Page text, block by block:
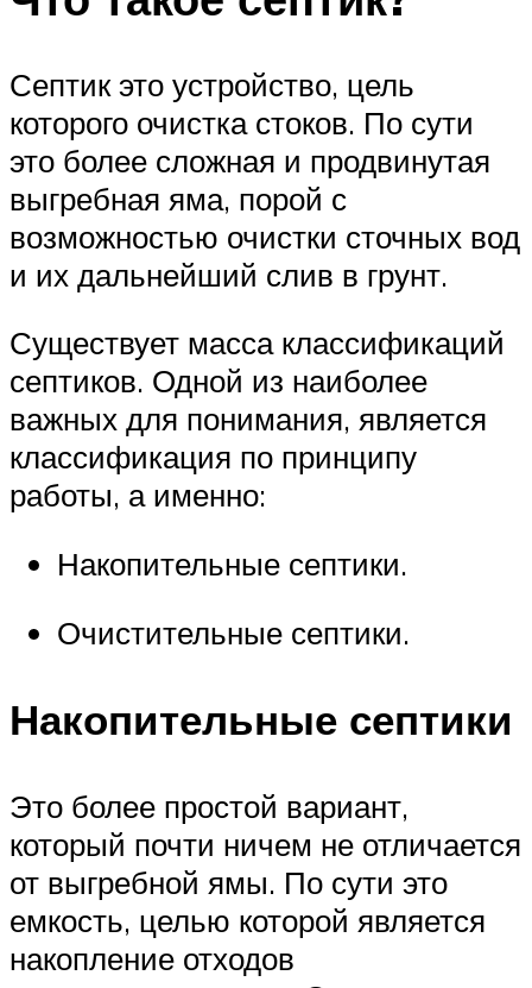
Септик это устройство, цель
которого очистка стоков. По сути
это более сложная и продвинутая
выгребная яма, порой с
возможностью очистки сточных вод
и их дальнейший слив в грунт.
Существует масса классификаций
септиков. Одной из наиболее
важных для понимания, является
классификация по принципу
работы, а именно:
Накопительные септики.
Очистительные септики.
Накопительные септики
Это более простой вариант,
который почти ничем не отличается
от выгребной ямы. По сути это
емкость, целью которой является
накопление отходов